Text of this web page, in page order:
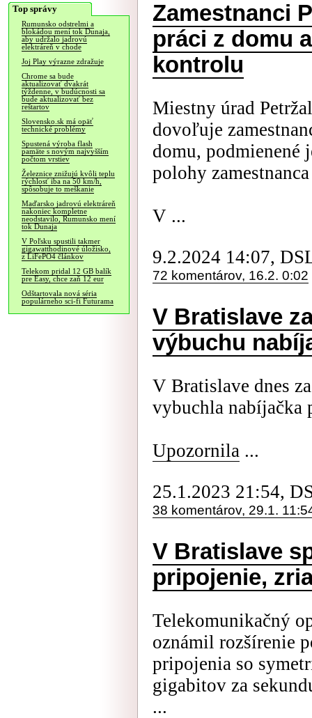
Top správy
Rumunsko odstrelmi a
blokádou mení tok Dunaja,
aby udržalo jadrovú
elektráreň v chode
Joj Play výrazne zdražuje
Chrome sa bude
aktualizovať dvakrát
týždenne, v budúcnosti sa
bude aktualizovať bez
reštartov
Slovensko.sk má opäť
technické problémy
Spustená výroba flash
pamäte s novým najvyšším
počtom vrstiev
Železnice znižujú kvôli teplu
rýchlosť iba na 50 km/h,
spôsobuje to meškanie
Maďarsko jadrovú elektráreň
nakoniec kompletne
neodstavilo, Rumunsko mení
tok Dunaja
V Poľsku spustili takmer
gigawatthodinové úložisko,
z LiFePO4 článkov
Telekom pridal 12 GB balík
pre Easy, chce zaň 12 eur
Odštartovala nová séria
populárneho sci-fi Futurama
Zamestnanci
práci z domu
kontrolu
Miestny úrad
dovoľuje
domu, podmienené
polohy
V ...
9.2.2024 14:07,
72 komentárov, 16.2. 0:02
V Bratislave
výbuchu
V Bratislave dnes
vybuchla nabíjačka
Upozornila ...
25.1.2023 21:54,
38 komentárov, 29.1.
V Bratislave
pripojenie,
Telekomunikačný
oznámil rozšírenie
pripojenia so
gigabitov za
...